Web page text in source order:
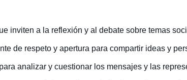
inviten a la reflexión y al debate sobre temas
de respeto y apertura para compartir ideas y
analizar y cuestionar los mensajes y las